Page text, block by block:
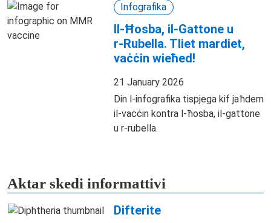
Infografika
Il‑Ħosba, il‑Gattone u
r‑Rubella. Tliet mardiet,
vaċċin wieħed!
21 January 2026
Din l-infografika tispjega kif jaħdem
il-vaċċin kontra l-ħosba, il-gattone
u r-rubella.
Aktar skedi informattivi
Difterite